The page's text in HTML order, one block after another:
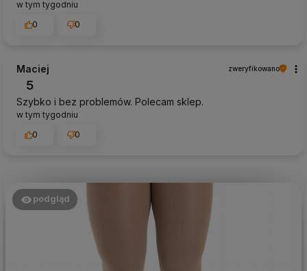
w tym tygodniu
0
0
Maciej zweryfikowano
5
Szybko i bez problemów. Polecam sklep.
w tym tygodniu
0
0
podgląd